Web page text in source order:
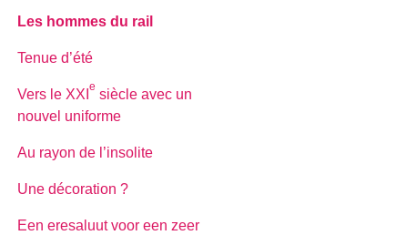
Les hommes du rail
Tenue d’été
Vers le XXI
e
siècle avec un
nouvel uniforme
Au rayon de l’insolite
Une décoration ?
Een eresaluut voor een zeer